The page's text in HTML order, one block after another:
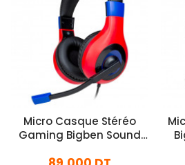
Micro Casque Stéréo
Gaming Bigben Sound